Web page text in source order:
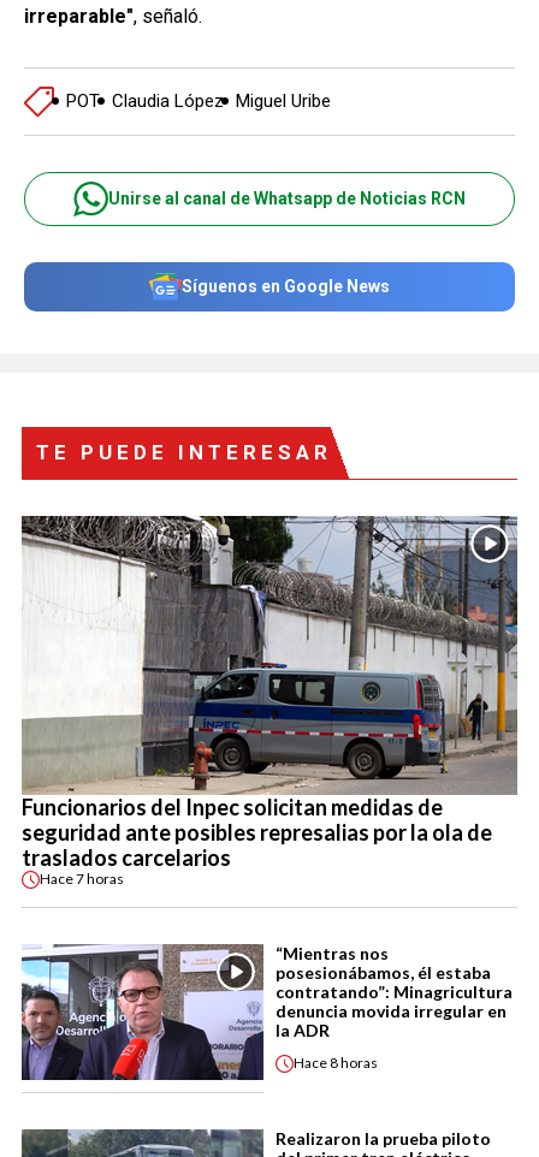
irreparable", señaló.
POT Claudia López Miguel Uribe
Unirse al canal de Whatsapp de Noticias RCN
Síguenos en Google News
TE PUEDE INTERESAR
Funcionarios del Inpec solicitan medidas de
seguridad ante posibles represalias por la ola de
traslados carcelarios
Hace7 horas
“Mientras nos
posesionábamos, él estaba
contratando”: Minagricultura
denuncia movida irregular en
la ADR
Hace8 horas
Realizaron la prueba piloto